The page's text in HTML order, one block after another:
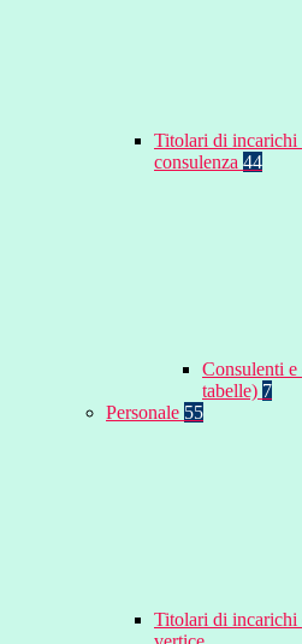
Titolari di incarichi
consulenza 44
Consulenti
tabelle) 7
Personale 55
Titolari di